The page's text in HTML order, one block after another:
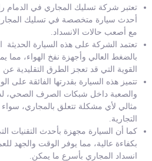
تعتبر شركة تسليك المجاري في الدمام
أحدث سيارة متخصصة في تسليك
مع أصعب حالات الانسداد.
تعتمد الشركة على هذه السيارة الحديثة
بالضغط العالي وأجهزة نفخ الهواء، مما
القوية التي قد تعجز الطرق التقليدية عن
تتميز هذه السيارة بقدرتها الفائقة على
والصعبة داخل شبكات الصرف الصحي،
مثالي لأي مشكلة تتعلق بالمجاري،
التجارية.
كما أن السيارة مجهزة بأحدث التقنيات
بكفاءة عالية، مما يوفر الوقت والجهد
انسداد المجاري بأسرع ما يمكن.